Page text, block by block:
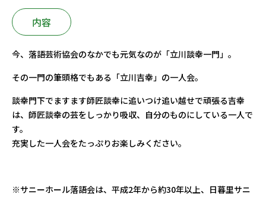
内容
今、落語芸術協会のなかでも元気なのが「立川談幸一門」。
その一門の筆頭格でもある「立川吉幸」の一人会。
談幸門下でますます師匠談幸に追いつけ追い越せで頑張る吉幸
は、師匠談幸の芸をしっかり吸収、自分のものにしている一人で
す。
充実した一人会をたっぷりお楽しみください。
※サニーホール落語会は、平成2年から約30年以上、日暮里サニ